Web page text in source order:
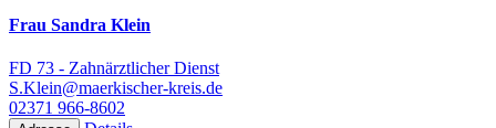
Frau Sandra Klein
FD 73 - Zahnärztlicher Dienst
S.Klein@maerkischer-kreis.de
02371 966-8602